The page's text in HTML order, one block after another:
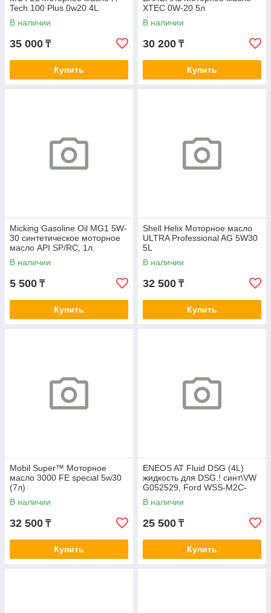
Tech 100 Plus 0w20 4L
В наличии
35 000 ₸
Купить
XTEC 0W-20 5л
В наличии
30 200 ₸
Купить
Micking Gasoline Oil MG1 5W-
30 синтетическое моторное
масло API SP/RC, 1л.
В наличии
5 500 ₸
Купить
Shell Helix Моторное масло
ULTRA Professional AG 5W30
5L
В наличии
32 500 ₸
Купить
Mobil Super™ Моторное
масло 3000 FE special 5w30
(7л)
В наличии
32 500 ₸
Купить
ENEOS AT Fluid DSG (4L)
жидкость для DSG.! синт\VW
G052529, Ford WSS-M2C-
936-A (Dual Clutch)
В наличии
25 500 ₸
Купить